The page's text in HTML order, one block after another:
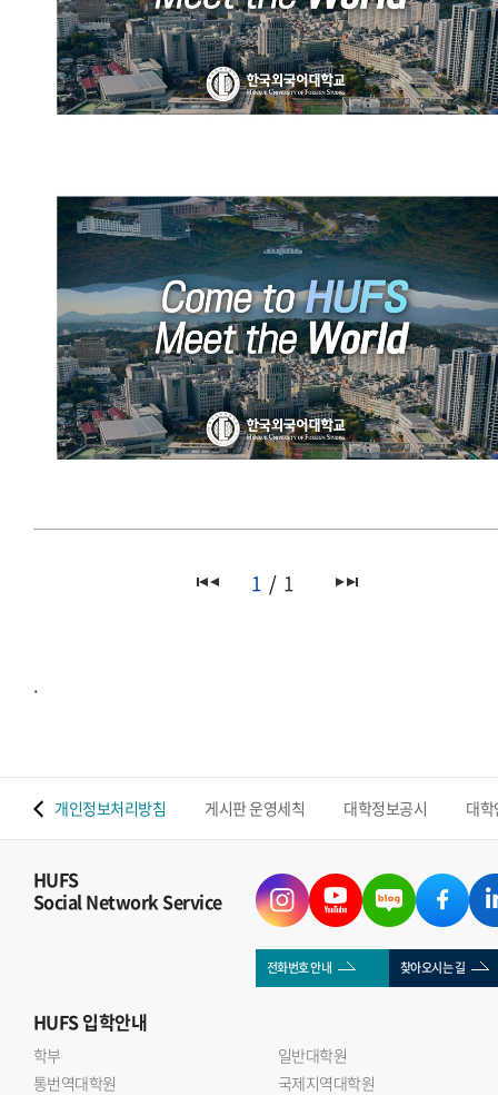
HUFS Official Promotional
Video (Chinese)
1 1
.
개인정보처리방침 게시판 운영세칙 대학정보공시 대
HUFS
Social Network Service
전화번호 안내 찾아오시는 길
HUFS입학안내
학부
일반대학원
통번역대학원
국제지역대학원